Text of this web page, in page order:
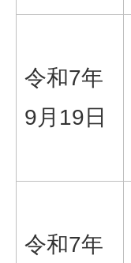
令和7年
9月19日
令和7年